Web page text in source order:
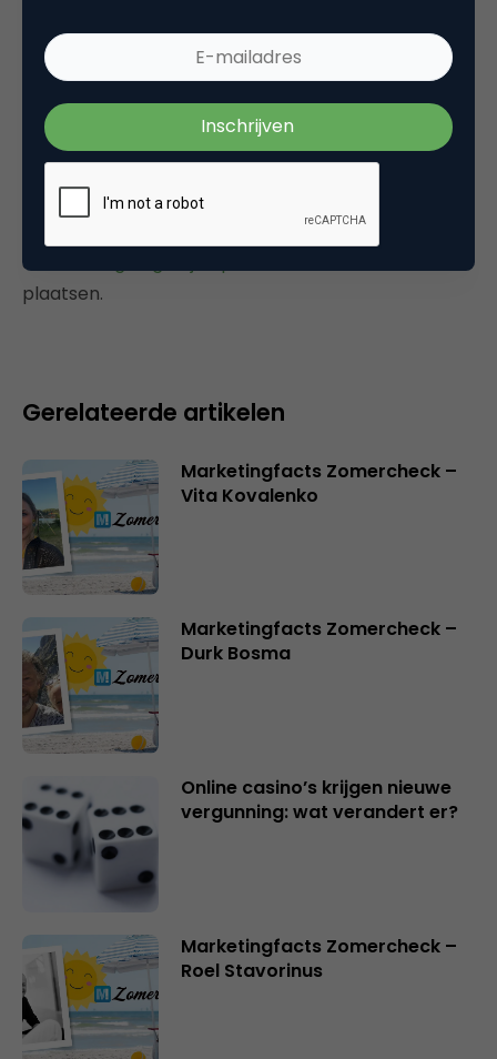
Tags
Plaats reactie
Je moet
plaatsen.
Gerelateerde artikelen
Marketingfacts Zomercheck –
Vita Kovalenko
Marketingfacts Zomercheck –
Durk Bosma
Online casino’s krijgen nieuwe
vergunning: wat verandert er?
Marketingfacts Zomercheck –
Roel Stavorinus